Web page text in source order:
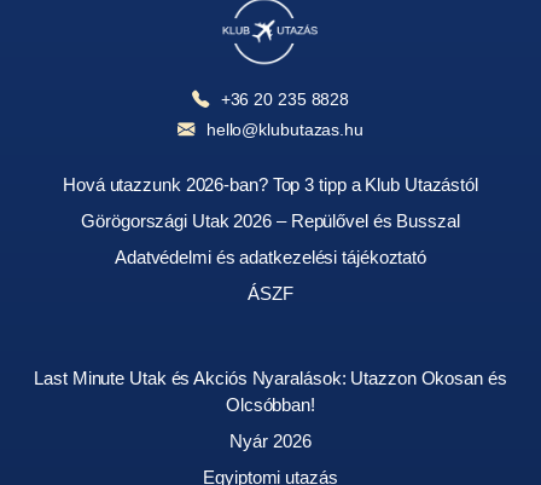
+36 20 235 8828
hello@klubutazas.hu
Hová utazzunk 2026-ban? Top 3 tipp a Klub Utazástól
Görögországi Utak 2026 – Repülővel és Busszal
Adatvédelmi és adatkezelési tájékoztató
ÁSZF
Last Minute Utak és Akciós Nyaralások: Utazzon Okosan és
Olcsóbban!
Nyár 2026
Egyiptomi utazás